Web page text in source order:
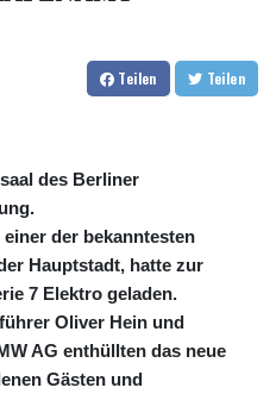
CRC 525.509359
CUC 1.156136
CZK 24.258158
DKK 7.477932
DZD 153.688625
EGP 57.293288
ERN 17.342035
ETB 184.982115
FJD 2.553384
Teilen Teilen
des Berliner
der bekanntesten
Hauptstadt, hatte zur
7 Elektro geladen.
Oliver Hein und
AG enthüllten das neue
Gästen und